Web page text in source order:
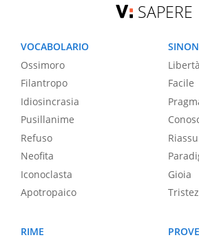
SAPERE
VOCABOLARIO
Ossimoro
Filantropo
Idiosincrasia
Pusillanime
Refuso
Neofita
Iconoclasta
Apotropaico
Libertà
Facile
Gioia
RIME